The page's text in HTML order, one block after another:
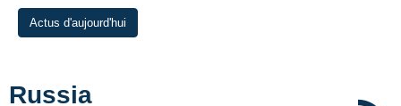
Actus d'aujourd'hui
Russia